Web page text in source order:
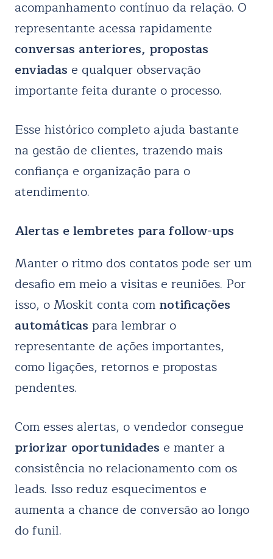
acompanhamento contínuo da relação. O
representante acessa rapidamente
conversas anteriores, propostas
enviadas e qualquer observação
importante feita durante o processo.
Esse histórico completo ajuda bastante
na gestão de clientes, trazendo mais
confiança e organização para o
atendimento.
Alertas e lembretes para follow-ups
Manter o ritmo dos contatos pode ser um
desafio em meio a visitas e reuniões. Por
isso, o Moskit conta com notificações
automáticas para lembrar o
representante de ações importantes,
como ligações, retornos e propostas
pendentes.
Com esses alertas, o vendedor consegue
priorizar oportunidades e manter a
consistência no relacionamento com os
leads. Isso reduz esquecimentos e
aumenta a chance de conversão ao longo
do funil.